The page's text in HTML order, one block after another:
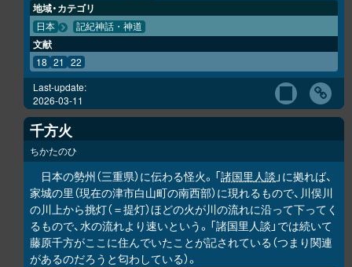
地域・カテゴリ
日本 記紀神話・神道
文献
18 21 22
Last-update:
2026-03-11
千方火
ちかたのひ
日本の勢州（三重県）に伝わる怪火。「諸国里人談 」に拠れば、
家城の里（現在の津市白山町の南西部）に現れるもので、川俣川
の川上から挑灯（＝提灯）ほどの火が川の流れに沿って下ってく
るもので、水の流れより速いという。「諸国里人談」では続いて
藤原千方がここに住んでいたことが記されている（つまり関連
があるのだろうと匂わしている）。